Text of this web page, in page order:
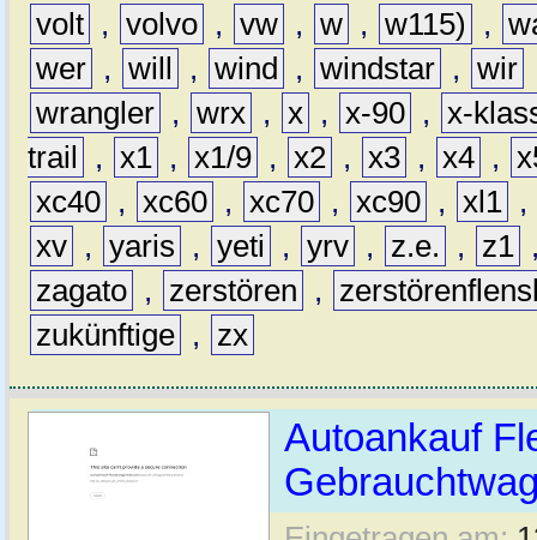
volt , volvo , vw , w , w115) ,
wer , will , wind , windstar , wir
wrangler , wrx , x , x-90 , x-
trail
, x1 , x1/9 , x2 , x3 , x4 ,
xc40 , xc60 , xc70 , xc90 , xl1 ,
xv , yaris , yeti , yrv , z.e. , z1
zagato , zerstören ,
zukünftige , zx
Autoankauf